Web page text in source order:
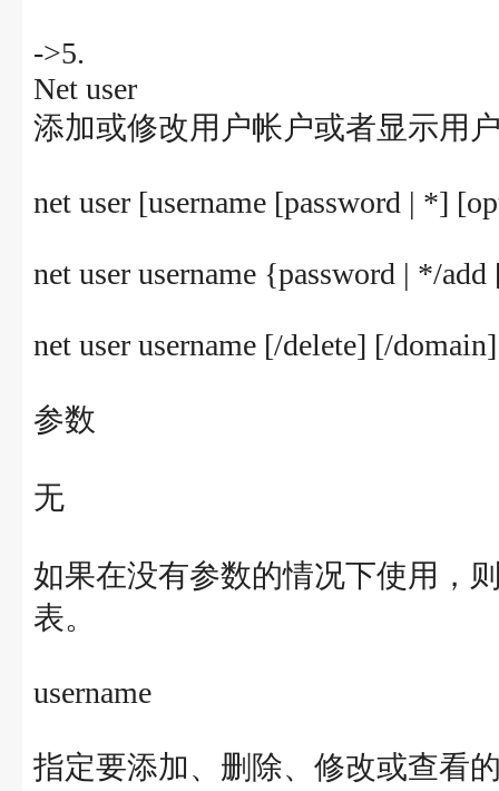
->5.
Net user
添加或修改用户帐户或者显示用
net user [username [password | *]
net user username {password | */
net user username [/delete] [/domain]
参数
无
如果在没有参数的情况下使用，
表。
username
指定要添加、删除、修改或查看